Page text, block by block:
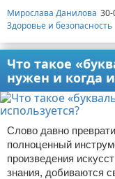
Мирослава Данилова 30-
Здоровье и безопасность
Что такое
нужен и когда
Слово давно
полноценный
произведения
знания, добиваются